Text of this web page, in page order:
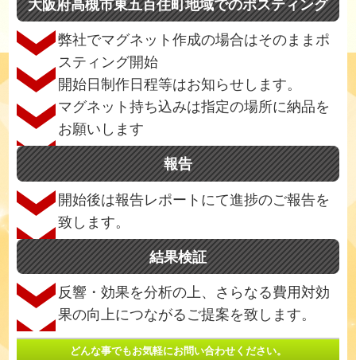
大阪府高槻市東五百住町地域でのポスティング
弊社でマグネット作成の場合はそのままポ
スティング開始
開始日制作日程等はお知らせします。
マグネット持ち込みは指定の場所に納品を
お願いします
報告
開始後は報告レポートにて進捗のご報告を
致します。
結果検証
反響・効果を分析の上、さらなる費用対効
果の向上につながるご提案を致します。
どんな事でもお気軽にお問い合わせください。